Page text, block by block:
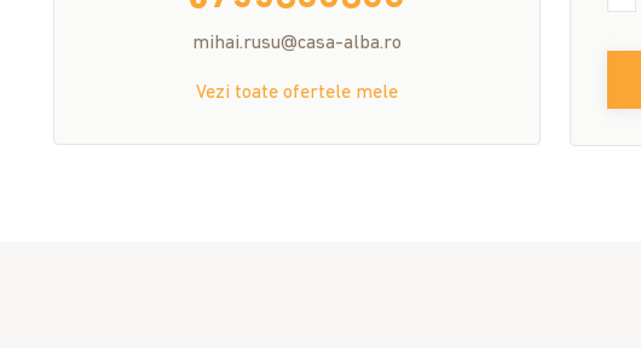
mihai.rusu@casa-alba.ro
Vezi toate ofertele mele